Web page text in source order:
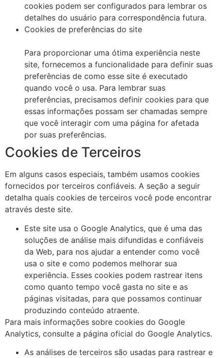
cookies podem ser configurados para lembrar os
detalhes do usuário para correspondência futura.
Cookies de preferências do site
Para proporcionar uma ótima experiência neste
site, fornecemos a funcionalidade para definir suas
preferências de como esse site é executado
quando você o usa. Para lembrar suas
preferências, precisamos definir cookies para que
essas informações possam ser chamadas sempre
que você interagir com uma página for afetada
por suas preferências.
Cookies de Terceiros
Em alguns casos especiais, também usamos cookies
fornecidos por terceiros confiáveis. A seção a seguir
detalha quais cookies de terceiros você pode encontrar
através deste site.
Este site usa o Google Analytics, que é uma das
soluções de análise mais difundidas e confiáveis ​​
da Web, para nos ajudar a entender como você
usa o site e como podemos melhorar sua
experiência. Esses cookies podem rastrear itens
como quanto tempo você gasta no site e as
páginas visitadas, para que possamos continuar
produzindo conteúdo atraente.
Para mais informações sobre cookies do Google
Analytics, consulte a página oficial do Google Analytics.
As análises de terceiros são usadas para rastrear e